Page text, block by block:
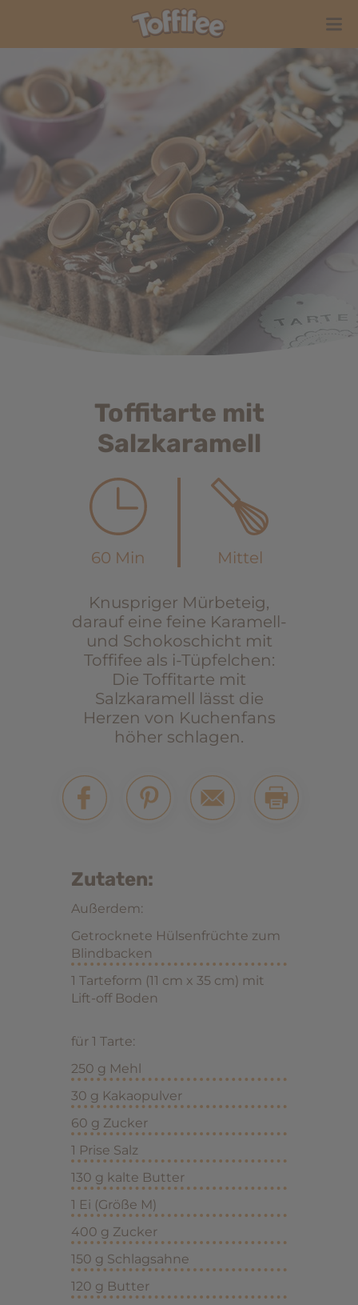
Toffitarte mit
Salzkaramell
60 Min Mittel
Knuspriger Mürbeteig,
darauf eine feine Karamell-
und Schokoschicht mit
Toffifee als i-Tüpfelchen:
Die Toffitarte mit
Salzkaramell lässt die
Herzen von Kuchenfans
höher schlagen.
Zutaten:
Außerdem:
Getrocknete Hülsenfrüchte zum
Blindbacken
1 Tarteform (11 cm x 35 cm) mit
Lift-off Boden
für 1 Tarte:
250 g Mehl
30 g Kakaopulver
60 g Zucker
1 Prise Salz
130 g kalte Butter
1 Ei (Größe M)
400 g Zucker
150 g Schlagsahne
120 g Butter